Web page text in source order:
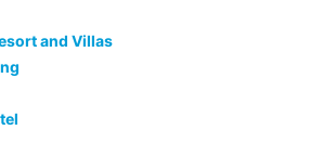
and Villas